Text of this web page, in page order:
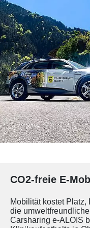
CO2-freie E-
Mobilität kostet
die
Carsharing e-ALOIS